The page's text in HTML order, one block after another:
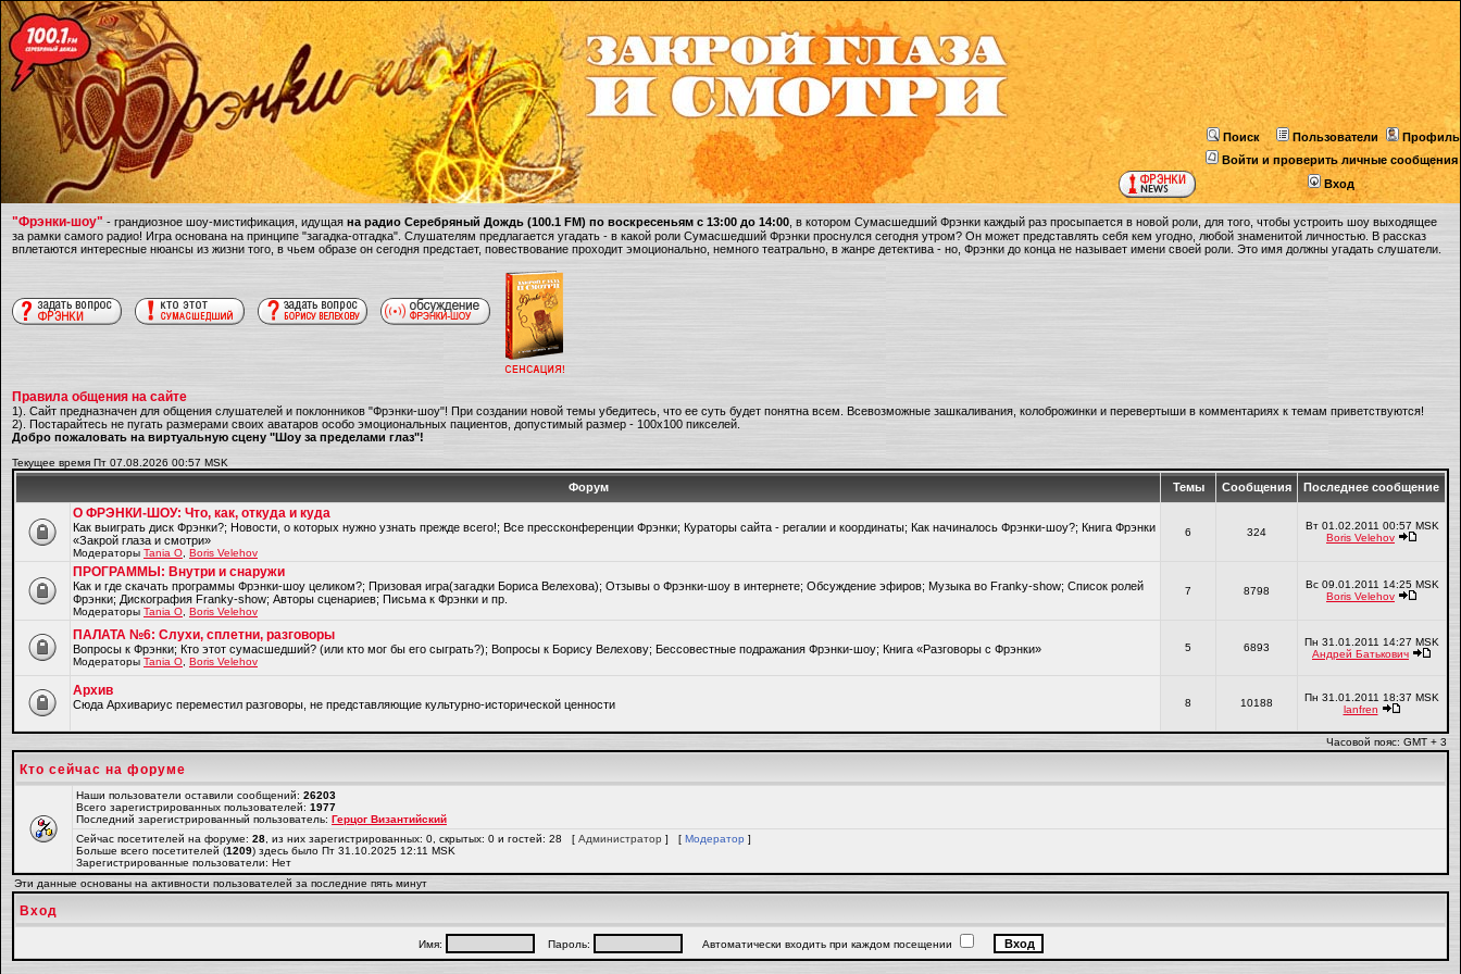
Поиск Пользователи
Профиль
Войти и проверить личные сообщения
Вход
"Фрэнки-шоу" - грандиозное шоу-мистификация, идущая на радио Серебряный Дождь (100.1 FM) по воскресеньям с 13:00 до 14:00 , в котором Сумасшедший Фрэнки каждый раз просыпается в новой роли, для того, чтобы устроить шоу выходящее
за рамки самого радио! Игра основана на принципе "загадка-отгадка". Слушателям предлагается угадать - в какой роли Сумасшедший Фрэнки проснулся сегодня утром? Он может представлять себя кем угодно, любой знаменитой личностью. В рассказ
вплетаются интересные нюансы из жизни того, в чьем образе он сегодня предстает, повествование проходит эмоционально, немного театрально, в жанре детектива - но, Фрэнки до конца не называет имени своей роли. Это имя должны угадать слушатели.
Правила общения на сайте
1). Сайт предназначен для общения слушателей и поклонников "Фрэнки-шоу"! При создании новой темы убедитесь, что ее суть будет понятна всем. Всевозможные зашкаливания, колоброжинки и перевертыши в комментариях к темам приветствуются!
2). Постарайтесь не пугать размерами своих аватаров особо эмоциональных пациентов, допустимый размер - 100х100 пикселей.
Добро пожаловать на виртуальную сцену "Шоу за пределами глаз"!
Текущее время Пт 07.08.2026 00:57 MSK
Форум Темы Сообщения Последнее сообщение
О ФРЭНКИ-ШОУ: Что, как, откуда и куда
Как выиграть диск Фрэнки?; Новости, о которых нужно узнать прежде всего!; Все прессконференции Фрэнки; Кураторы сайта - регалии и координаты; Как начиналось Фрэнки-шоу?; Книга Фрэнки
«Закрой глаза и смотри»
Модераторы Tania O Boris Velehov
6 324
Вт 01.02.2011 00:57 MSK
Boris Velehov
ПРОГРАММЫ: Внутри и снаружи
Как и где скачать программы Фрэнки-шоу целиком?; Призовая игра(загадки Бориса Велехова); Отзывы о Фрэнки-шоу в интернете; Обсуждение эфиров; Музыка во Franky-show; Список ролей
Фрэнки; Дискография Franky-show; Авторы сценариев; Письма к Фрэнки и пр.
Модераторы Tania O Boris Velehov
7 8798
Вс 09.01.2011 14:25 MSK
Boris Velehov
ПАЛАТА №6: Слухи, сплетни, разговоры
Вопросы к Фрэнки; Кто этот сумасшедший? (или кто мог бы его сыграть?); Вопросы к Борису Велехову; Бессовестные подражания Фрэнки-шоу; Книга «Разговоры с Фрэнки»
Модераторы Tania O Boris Velehov
5 6893
Пн 31.01.2011 14:27 MSK
Андрей Батькович
Архив
Cюда Архивариус переместил разговоры, не представляющие культурно-исторической ценности 8 10188
Пн 31.01.2011 18:37 MSK
lanfren
Часовой пояс: GMT + 3
Кто сейчас на форуме
Наши пользователи оставили сообщений: 26203
Всего зарегистрированных пользователей: 1977
Последний зарегистрированный пользователь: Герцог Византийский
Сейчас посетителей на форуме: 28 , из них зарегистрированных: 0, скрытых: 0 и гостей: 28 [ Администратор ] [ Модератор ]
Больше всего посетителей (1209) здесь было Пт 31.10.2025 12:11 MSK
Зарегистрированные пользователи: Нет
Эти данные основаны на активности пользователей за последние пять минут
Вход
Имя: Пароль: Автоматически входить при каждом посещении